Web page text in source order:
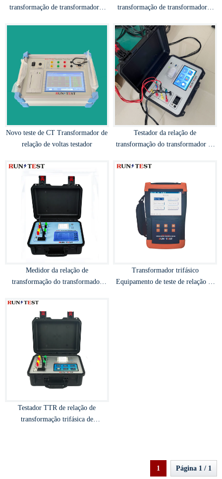
transformação de transformadores
transformação de transformadores
Novo teste de CT Transformador de
relação de voltas testador
Testador da relação de
transformação do transformador de
Medidor da relação de
transformação do transformador
Transformador trifásico
Equipamento de teste de relação de
Testador TTR de relação de
transformação trifásica de
1 Página 1 / 1